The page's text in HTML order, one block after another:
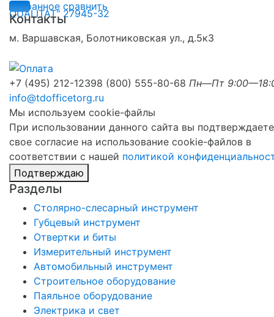
избранное сравнить
Контакты
м. Варшавская, Болотниковская ул., д.5к3
+7 (495) 212-12398 (800) 555-80-68 Пн—Пт
info@tdofficetorg.ru
Мы используем cookie-файлы
При использовании данного сайта вы подтверждаете
свое согласие на использование cookie-файлов в
соответствии с нашей политикой
Подтверждаю
Разделы
Столярно-слесарный инструмент
Губцевый инструмент
Отвертки и биты
Измерительный инструмент
Автомобильный инструмент
Строительное оборудование
Паяльное оборудование
Электрика и свет